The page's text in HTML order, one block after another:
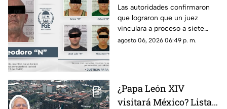
prisión preventiva
para siete personas
relacionadas con
narcoinvernaderos
Las autoridades confirmaron
que lograron que un juez
vinculara a proceso a siete
personas que están
agosto 06, 2026 06:49 p. m.
¿Papa León XIV
visitará México? Lista